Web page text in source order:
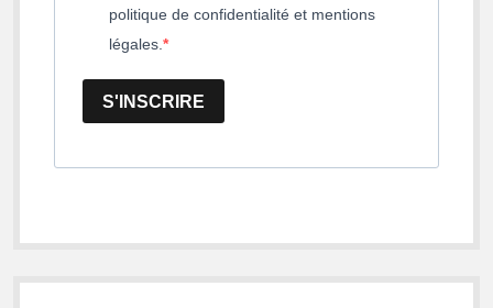
politique de confidentialité et mentions
légales.
S'INSCRIRE